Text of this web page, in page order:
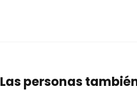
Las personas